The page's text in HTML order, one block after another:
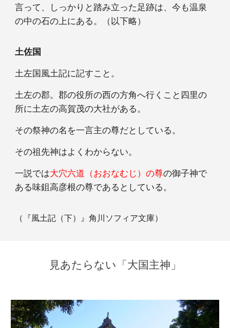
言って、しっかりと踏み立った足跡は、今も温泉
の中の石の上にある。（以下略）
土佐国
土左国風土記に記すこと。
土左の郡。郡の役所の西の方角へ行くこと四里の
所に土左の高賀茂の大社がある。
その祭神の名を一言主の尊だとしている。
その祖先神はよくわからない。
一説では大穴六道（おおなむじ）の尊の御子神で
ある味鉏高彦根の尊であるとしている。
（『風土記（下）』角川ソフィア文庫）
見あたらない「大国主神」